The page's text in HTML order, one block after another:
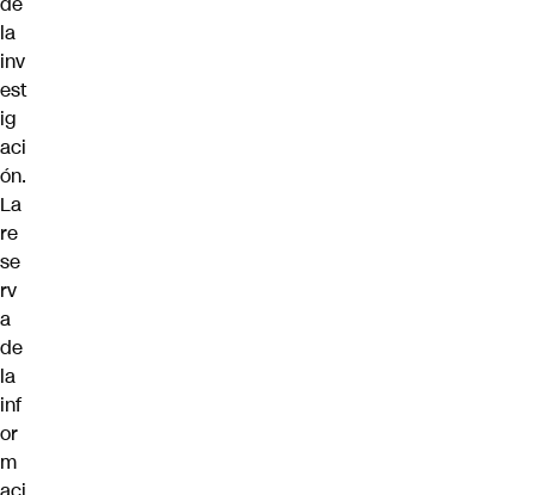
la
inv
est
ig
aci
ón.
La
re
se
rv
a
de
la
inf
or
m